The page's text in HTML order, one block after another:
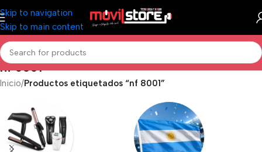
Skip to navigation
Skip to main content
nf 8001
Inicio/Productos etiquetados “nf 8001”